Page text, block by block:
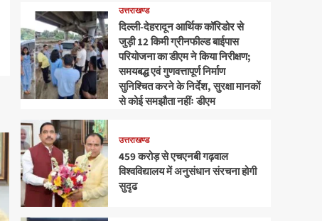
उत्तराखण्ड
दिल्ली-देहरादून आर्थिक कॉरिडोर से
जुड़ी 12 किमी ग्रीनफील्ड बाईपास
परियोजना का डीएम ने किया निरीक्षण;
समयबद्ध एवं गुणवत्तापूर्ण निर्माण
सुनिश्चित करने के निर्देश, सुरक्षा मानकों
से कोई समझौता नहींः डीएम
उत्तराखण्ड
459 करोड़ से एचएनबी गढ़वाल
विश्वविद्यालय में अनुसंधान संरचना होगी
सुदृढ